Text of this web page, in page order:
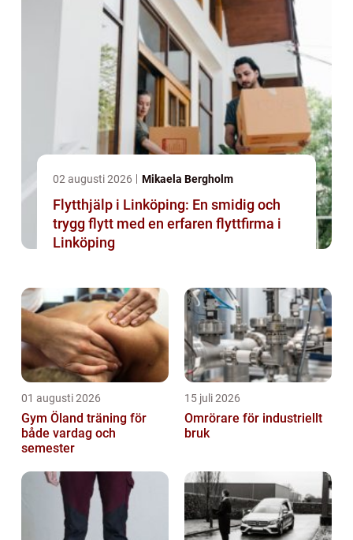
02 augusti 2026 Mikaela Bergholm
Flytthjälp i Linköping: En smidig och
trygg flytt med en erfaren flyttfirma i
Linköping
01 augusti 2026
Gym Öland träning för
både vardag och
semester
15 juli 2026
Omrörare för industriellt
bruk